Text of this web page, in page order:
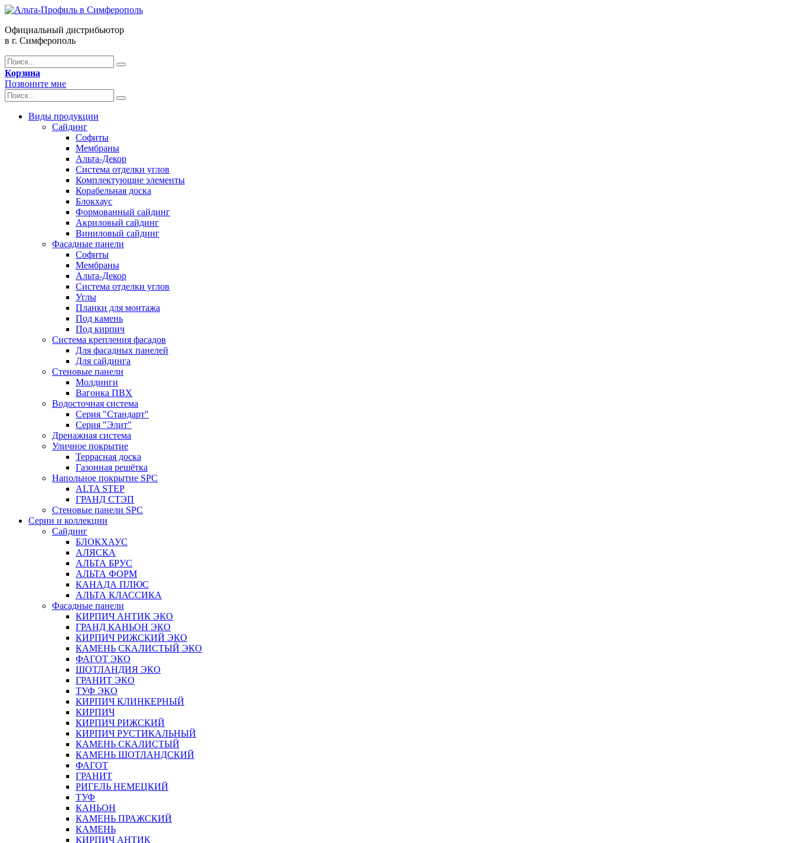
Официальный дистрибьютор
в г. Симферополь
Корзина
Позвоните мне
Виды продукции
Сайдинг
Софиты
Мембраны
Альта-Декор
Система отделки углов
Комплектующие элементы
Корабельная доска
Блокхаус
Формованный сайдинг
Акриловый сайдинг
Виниловый сайдинг
Фасадные панели
Софиты
Мембраны
Альта-Декор
Система отделки углов
Углы
Планки для монтажа
Под камень
Под кирпич
Система крепления фасадов
Для фасадных панелей
Для сайдинга
Стеновые панели
Молдинги
Вагонка ПВХ
Водосточная система
Серия "Стандарт"
Серия "Элит"
Дренажная система
Уличное покрытие
Террасная доска
Газонная решётка
Напольное покрытие SPC
ALTA STEP
ГРАНД СТЭП
Стеновые панели SPC
Серии и коллекции
Сайдинг
БЛОКХАУС
АЛЯСКА
АЛЬТА БРУС
АЛЬТА ФОРМ
КАНАДА ПЛЮС
АЛЬТА КЛАССИКА
Фасадные панели
КИРПИЧ АНТИК ЭКО
ГРАНД КАНЬОН ЭКО
КИРПИЧ РИЖСКИЙ ЭКО
КАМЕНЬ СКАЛИСТЫЙ ЭКО
ФАГОТ ЭКО
ШОТЛАНДИЯ ЭКО
ГРАНИТ ЭКО
ТУФ ЭКО
КИРПИЧ КЛИНКЕРНЫЙ
КИРПИЧ
КИРПИЧ РИЖСКИЙ
КИРПИЧ РУСТИКАЛЬНЫЙ
КАМЕНЬ СКАЛИСТЫЙ
КАМЕНЬ ШОТЛАНДСКИЙ
ФАГОТ
ГРАНИТ
РИГЕЛЬ НЕМЕЦКИЙ
ТУФ
КАНЬОН
КАМЕНЬ ПРАЖСКИЙ
КАМЕНЬ
КИРПИЧ АНТИК